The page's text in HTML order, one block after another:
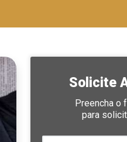
Solicite
Preencha o
para